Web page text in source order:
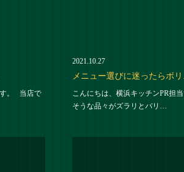
す。 当店で
2021.10.27
メニュー選びに迷ったらボ
こんにちは、横浜キッチンPR担
そうな品々がズラリとバリ…